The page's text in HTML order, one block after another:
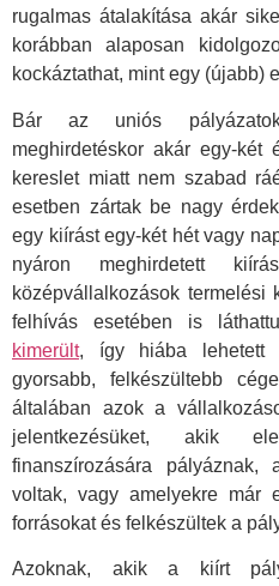
rugalmas átalakítása akár
korábban alaposan
kockáztathat, mint egy (újabb)
Bár az uniós
meghirdetéskor akár egy-
kereslet miatt nem szabad
esetben zártak be nagy
egy kiírást egy-két hét vagy
nyáron meghirdetett
középvállalkozások termelési
felhívás esetében is
kimerült, így hiába lehetett
gyorsabb, felkészültebb
általában azok a
jelentkezésüket, akik
finanszírozására
voltak, vagy amelyekre már
forrásokat és felkészültek a
Azoknak, akik a kiírt